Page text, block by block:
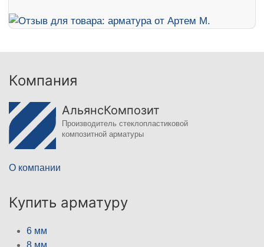
Компания
АльянсКомпозит
Производитель стеклопластиковой
композитной арматуры
О компании
Купить арматуру
6 мм
8 мм